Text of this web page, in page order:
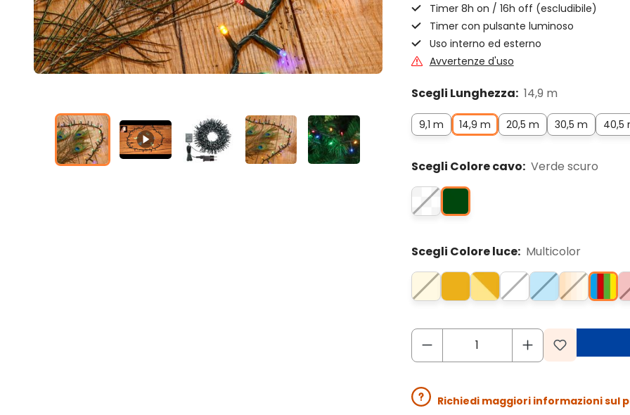
Timer 8h on / 16h off (escludibile)
Timer con pulsante luminoso
Uso interno ed esterno
Avvertenze d'uso
Scegli Lunghezza: 14,9 m
9,1 m 14,9 m 20,5 m 30,5 m 40,5
Scegli Colore cavo: Verde scuro
Scegli Colore luce: Multicolor
Richiedi maggiori informazioni sul